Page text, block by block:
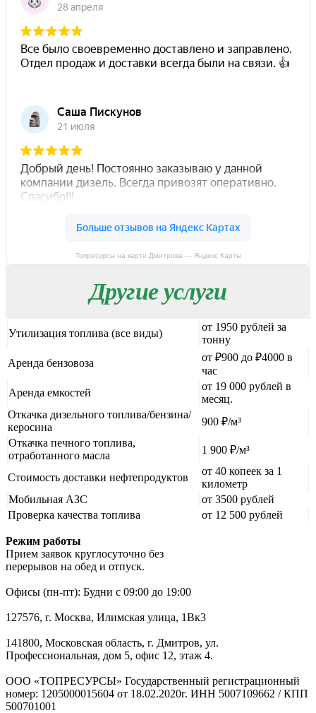
Топресурсы на карте Дмитрова — Яндекс Карты
Другие услуги
Утилизация топлива (все виды)
от 1950 рублей за
тонну
Аренда бензовоза
от ₽900 до ₽4000 в
час
Аренда емкостей
от 19 000 рублей в
месяц.
Откачка дизельного топлива/бензина/
керосина
900 ₽/м³
Откачка печного топлива,
отработанного масла
1 900 ₽/м³
Стоимость доставки нефтепродуктов
от 40 копеек за 1
километр
Мобильная АЗС
от 3500 рублей
Проверка качества топлива
от 12 500 рублей
Режим работы
Прием заявок круглосуточно без
перерывов на обед и отпуск.
Офисы (пн-пт): Будни с 09:00 до 19:00
127576, г. Москва, Илимская улица, 1Вк3
141800, Московская область, г. Дмитров, ул.
Профессиональная, дом 5, офис 12, этаж 4.
ООО «ТОПРЕСУРСЫ» Государственный регистрационный
номер: 1205000015604 от 18.02.2020г. ИНН 5007109662 / КПП
500701001